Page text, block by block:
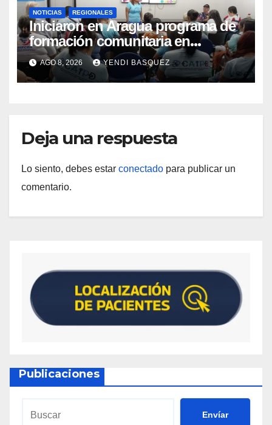
NOTICIAS REGIONALES
Iniciaron en Aragua programa de
formación comunitaria en
atención a personas con
discapacidad
AGO 8, 2026 YENDI BASQUEZ
Deja una respuesta
Lo siento, debes estar conectado para publicar un
comentario.
Publicaciones
Envíar